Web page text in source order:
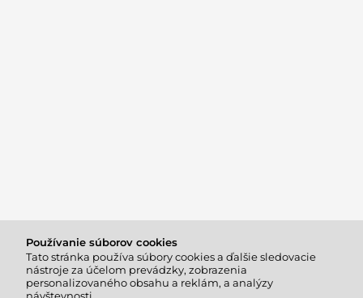
Používanie súborov cookies
Tato stránka používa súbory cookies a ďalšie sledovacie
nástroje za účelom prevádzky, zobrazenia
personalizovaného obsahu a reklám, a analýzy